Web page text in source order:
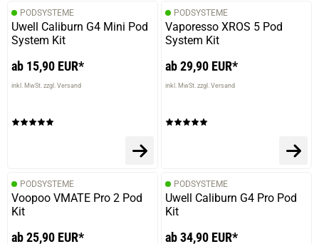
verifizierter Onlinekauf.
Die Bewertung erfolgte ohne Abgabe eines Kommentars
Christian B.
verifizierter Onlinekauf.
07.01.2026 — via
Trustedshops.de
PODSYSTEME
Uwell Caliburn G4 Mini Pod
System Kit
ab 15,90 EUR*
inkl. MwSt. zzgl. Versand
PODSYSTEME
Vaporesso XROS 5 Pod
System Kit
ab 29,90 EUR*
inkl. MwSt. zzgl. Versand
PODSYSTEME
Voopoo VMATE Pro 2 Pod
Kit
ab 25,90 EUR*
PODSYSTEME
Uwell Caliburn G4 Pro Pod
Kit
ab 34,90 EUR*